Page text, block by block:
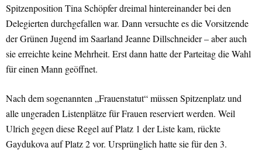
Spitzenposition Tina Schöpfer dreimal hintereinander bei den
Delegierten durchgefallen war. Dann versuchte es die Vorsitzende
der Grünen Jugend im Saarland Jeanne Dillschneider – aber auch
sie erreichte keine Mehrheit. Erst dann hatte der Parteitag die Wahl
für einen Mann geöffnet.
Nach dem sogenannten „Frauenstatut“ müssen Spitzenplatz und
alle ungeraden Listenplätze für Frauen reserviert werden. Weil
Ulrich gegen diese Regel auf Platz 1 der Liste kam, rückte
Gaydukova auf Platz 2 vor. Ursprünglich hatte sie für den 3.